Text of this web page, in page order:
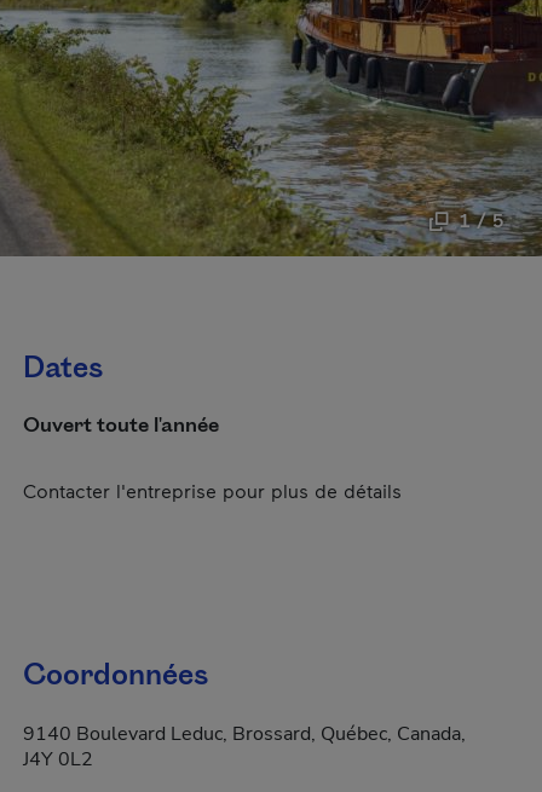
1 / 5
Dates
Ouvert toute l'année
Contacter l'entreprise pour plus de détails
Coordonnées
9140 Boulevard Leduc, Brossard, Québec, Canada,
J4Y 0L2